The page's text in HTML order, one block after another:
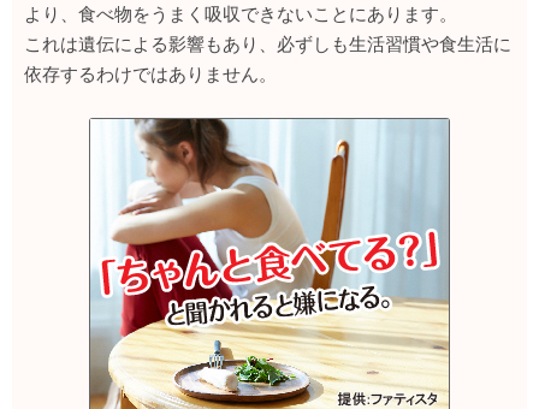
より、食べ物をうまく吸収できないことにあります。
これは遺伝による影響もあり、必ずしも生活習慣や食生活に
依存するわけではありません。